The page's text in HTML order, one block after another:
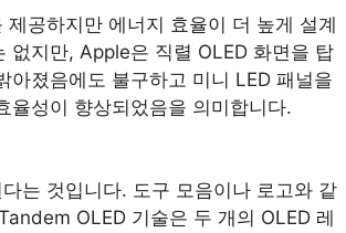
공하지만 에너지 효율이 더 높게 설계
없지만, Apple은 직렬 OLED 화면을 탑
졌음에도 불구하고 미니 LED 패널을
율성이 향상되었음을 의미합니다.
는 것입니다. 도구 모음이나 로고와 같
OLED 기술은 두 개의 OLED 레